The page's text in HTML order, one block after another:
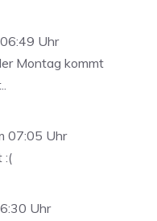
Uhr
Montag kommt
07:05 Uhr
:(
Uhr